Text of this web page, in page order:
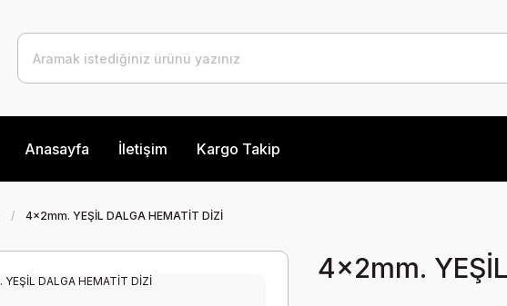
Anasayfa İletişim Kargo Takip
4x2mm. YEŞİL DALGA HEMATİT DİZİ
4x2mm.